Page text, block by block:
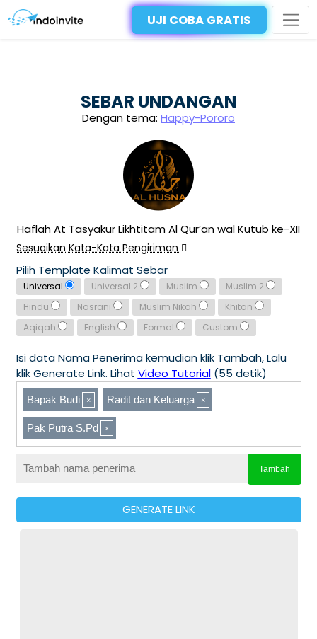
UJI COBA GRATIS
SEBAR UNDANGAN
Dengan tema: Happy-Pororo
Haflah At Tasyakur Likhtitam Al Qur’an wal Kutub ke-XII
Sesuaikan Kata-Kata Pengiriman
Pilih Template Kalimat Sebar
Universal Universal 2 Muslim
Muslim 2
Hindu
Nasrani Muslim Nikah
Khitan
Aqiqah
English Formal Custom
Isi data Nama Penerima kemudian klik Tambah, Lalu
klik Generate Link. Lihat Video Tutorial(55 detik)
Bapak Budi Radit dan Keluarga
Pak Putra S.Pd
Tambah
GENERATE LINK